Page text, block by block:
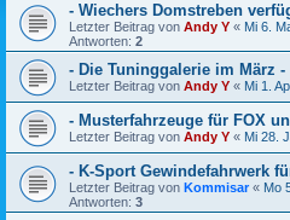
- Wiechers Domstreben
Letzter Beitrag von Andy Y « Mi 6.
Antworten: 2
- Die Tuninggalerie im März -
Letzter Beitrag von Andy Y « Mi 1.
- Musterfahrzeuge für FOX
Letzter Beitrag von Andy Y « Mi 28.
- K-Sport Gewindefahrwerk
Letzter Beitrag von Kommisar « Mo
Antworten: 3